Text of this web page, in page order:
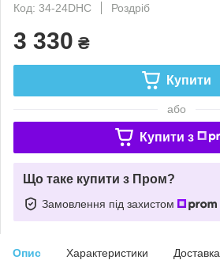
Код: 34-24DHC
Роздріб
3 330 ₴
Купити
або
Купити з
Що таке купити з Пром?
Замовлення під захистом
Опис Характеристики Доставка